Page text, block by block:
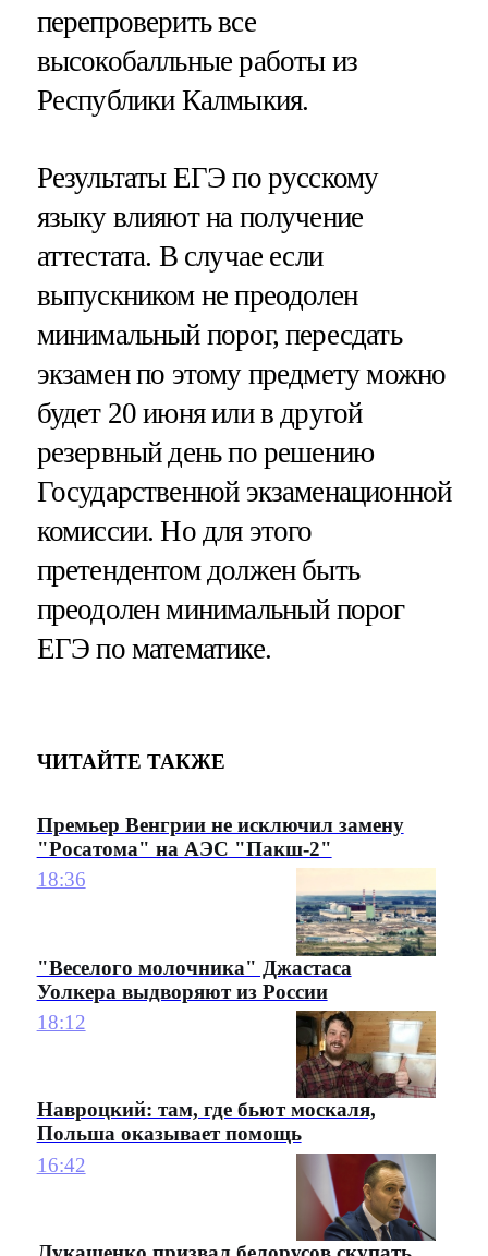
перепроверить все
высокобалльные работы из
Республики Калмыкия.
Результаты ЕГЭ по русскому
языку влияют на получение
аттестата. В случае если
выпускником не преодолен
минимальный порог, пересдать
экзамен по этому предмету можно
будет 20 июня или в другой
резервный день по решению
Государственной экзаменационной
комиссии. Но для этого
претендентом должен быть
преодолен минимальный порог
ЕГЭ по математике.
ЧИТАЙТЕ ТАКЖЕ
Премьер Венгрии не исключил замену
"Росатома" на АЭС "Пакш-2"
18:36
"Веселого молочника" Джастаса
Уолкера выдворяют из России
18:12
Навроцкий: там, где бьют москаля,
Польша оказывает помощь
16:42